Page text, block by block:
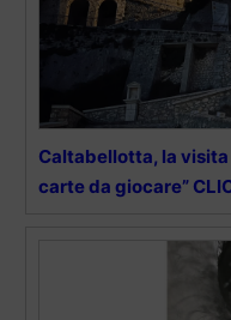
Caltabellotta, la visita
carte da giocare”